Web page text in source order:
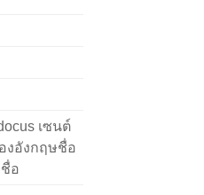
เซนต์
งอังกฤษชื่อ
อ